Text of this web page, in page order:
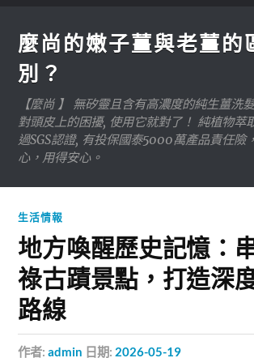
麼尚的嫩子薑與老薑的
別？
【麼尚 】 無矽靈且含有高濃度的純生薑洗
對頭皮上的困擾, 使用它就對了！ 純植物萃
過SGS認證, 有投保國泰5000萬產品責任險
心，用得安心。
生活情報
地方喚醒歷史記憶：
祿古蹟景點，打造深
路線
作者:admin 日期: 2026-05-19